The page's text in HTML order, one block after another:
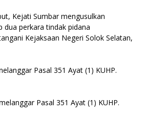
Kejati Sumbar mengusulkan
dua perkara tindak pidana
Kejaksaan Negeri Solok Selatan,
Pasal 351 Ayat (1) KUHP.
Pasal 351 Ayat (1) KUHP.